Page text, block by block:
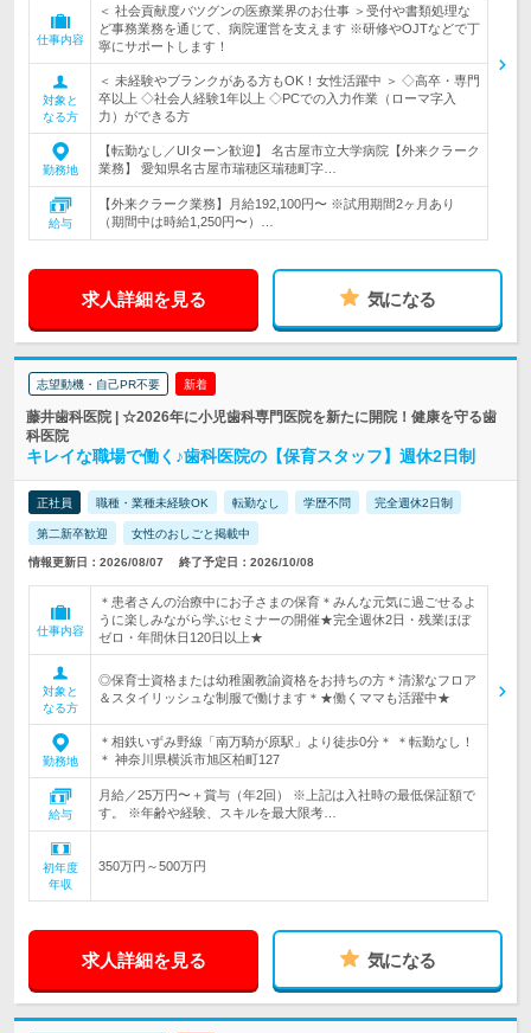
仕事内容
＜ 社会貢献度バツグンの医療業界のお仕事 ＞受付や書類処理な
ど事務業務を通じて、病院運営を支えます ※研修やOJTなどで丁
寧にサポートします！
対象と
なる方
＜ 未経験やブランクがある方もOK！女性活躍中 ＞ ◇高卒・専門
卒以上 ◇社会人経験1年以上 ◇PCでの入力作業（ローマ字入
力）ができる方
勤務地
【転勤なし／UIターン歓迎】 名古屋市立大学病院【外来クラーク
業務】 愛知県名古屋市瑞穂区瑞穂町字…
給与
【外来クラーク業務】月給192,100円〜 ※試用期間2ヶ月あり
（期間中は時給1,250円〜）…
求人詳細を見る 気になる
志望動機・自己PR不要 新着
藤井歯科医院 | ☆2026年に小児歯科専門医院を新たに開院！健康を守る歯
科医院
キレイな職場で働く♪歯科医院の【保育スタッフ】週休2日制
正社員 職種・業種未経験OK 転勤なし 学歴不問 完全週休2日制
第二新卒歓迎 女性のおしごと掲載中
情報更新日：2026/08/07 終了予定日：2026/10/08
仕事内容
＊患者さんの治療中にお子さまの保育＊みんな元気に過ごせるよ
うに楽しみながら学ぶセミナーの開催★完全週休2日・残業ほぼ
ゼロ・年間休日120日以上★
対象と
なる方
◎保育士資格または幼稚園教諭資格をお持ちの方＊清潔なフロア
＆スタイリッシュな制服で働けます＊★働くママも活躍中★
勤務地
＊相鉄いずみ野線「南万騎が原駅」より徒歩0分＊ ＊転勤なし！
＊ 神奈川県横浜市旭区柏町127
給与
月給／25万円〜＋賞与（年2回） ※上記は入社時の最低保証額で
す。 ※年齢や経験、スキルを最大限考…
初年度
年収
350万円～500万円
求人詳細を見る 気になる